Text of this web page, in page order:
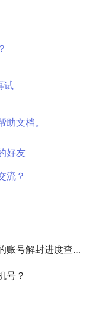
试
文档。
好友
流？
解封进度查询？
号？